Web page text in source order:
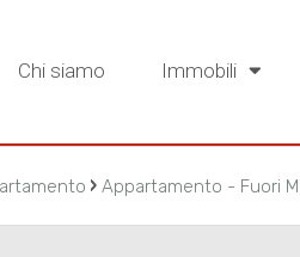
Chi siamo Immobili
› Appartamento - Fuori